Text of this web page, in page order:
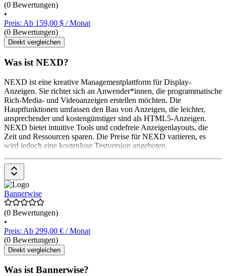
(0 Bewertungen)
•
Preis: Ab 159,00 $ / Monat
(0 Bewertungen)
Direkt vergleichen
Was ist NEXD?
NEXD ist eine kreative Managementplattform für Display-
Anzeigen. Sie richtet sich an Anwender*innen, die programmatische
Rich-Media- und Videoanzeigen erstellen möchten. Die
Hauptfunktionen umfassen den Bau von Anzeigen, die leichter,
ansprechender und kostengünstiger sind als HTML5-Anzeigen.
NEXD bietet intuitive Tools und codefreie Anzeigenlayouts, die
Zeit und Ressourcen sparen. Die Preise für NEXD variieren, es
wird jedoch eine kostenlose Testversion angeboten.
Bannerwise
(0 Bewertungen)
•
Preis: Ab 299,00 € / Monat
(0 Bewertungen)
Direkt vergleichen
Was ist Bannerwise?